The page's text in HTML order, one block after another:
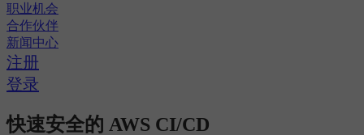
职业机会
合作伙伴
新闻中心
注册
登录
快速安全的 AWS CI/CD